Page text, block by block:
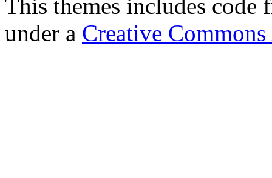
This themes includes code
under a Creative